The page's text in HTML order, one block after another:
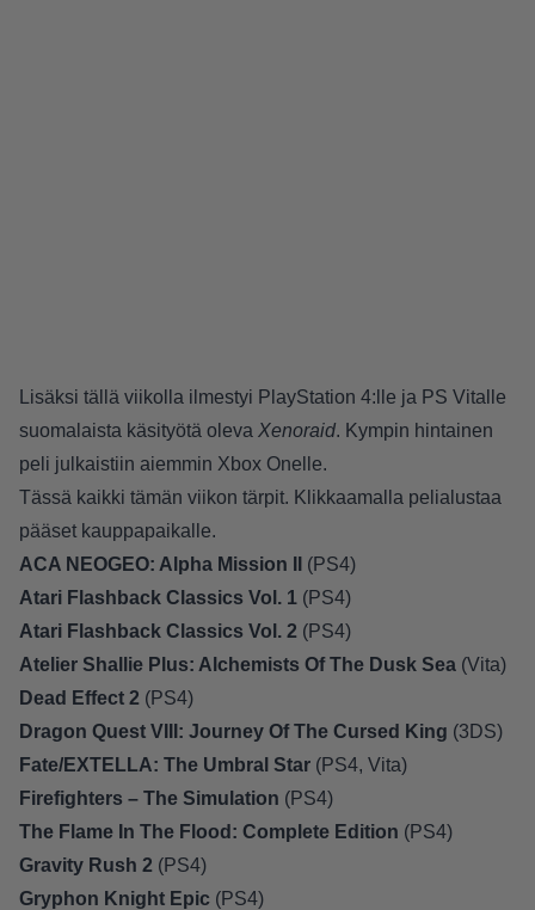
Lisäksi tällä viikolla ilmestyi PlayStation 4:lle ja PS Vitalle
suomalaista käsityötä oleva Xenoraid. Kympin hintainen
peli julkaistiin aiemmin Xbox Onelle.
Tässä kaikki tämän viikon tärpit. Klikkaamalla pelialustaa
pääset kauppapaikalle.
ACA NEOGEO: Alpha Mission II
(PS4)
Atari Flashback Classics Vol. 1 (PS4)
Atari Flashback Classics Vol. 2 (PS4)
Atelier Shallie Plus: Alchemists Of The Dusk Sea (Vita)
Dead Effect 2 (PS4)
Dragon Quest VIII: Journey Of The Cursed King (3DS)
Fate/EXTELLA: The Umbral Star (PS4, Vita)
Firefighters – The Simulation (PS4)
The Flame In The Flood: Complete Edition (PS4)
Gravity Rush 2 (PS4)
Gryphon Knight Epic (PS4)